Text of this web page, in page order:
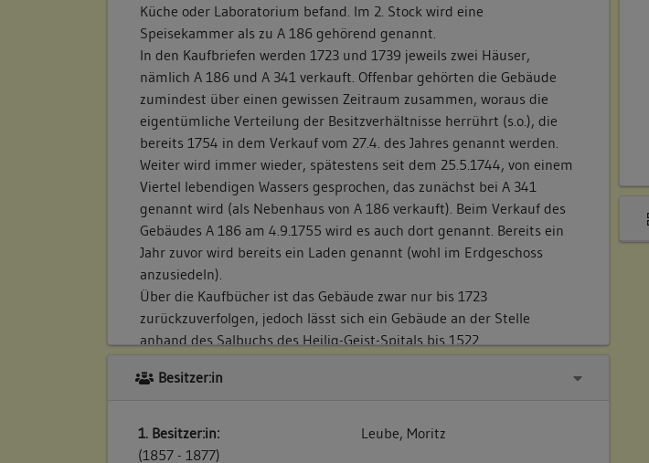
Küche oder Laboratorium befand. Im 2. Stock wird eine
Speisekammer als zu A 186 gehörend genannt.
In den Kaufbriefen werden 1723 und 1739 jeweils zwei Häuser,
nämlich A 186 und A 341 verkauft. Offenbar gehörten die Gebäude
zumindest über einen gewissen Zeitraum zusammen, woraus die
eigentümliche Verteilung der Besitzverhältnisse herrührt (s.o.), die
bereits 1754 in dem Verkauf vom 27.4. des Jahres genannt werden.
Weiter wird immer wieder, spätestens seit dem 25.5.1744, von einem
Viertel lebendigen Wassers gesprochen, das zunächst bei A 341
genannt wird (als Nebenhaus von A 186 verkauft). Beim Verkauf des
Gebäudes A 186 am 4.9.1755 wird es auch dort genannt. Bereits ein
Jahr zuvor wird bereits ein Laden genannt (wohl im Erdgeschoss
anzusiedeln).
Über die Kaufbücher ist das Gebäude zwar nur bis 1723
zurückzuverfolgen, jedoch lässt sich ein Gebäude an der Stelle
anhand des Salbuchs des Heilig-Geist-Spitals bis 1522
Im Steuerbuch von 1499 wird Witwe Stricher ebenfalls schon in
Besitzer:in
1. Besitzer:in:
(1857 - 1877)
Leube, Moritz